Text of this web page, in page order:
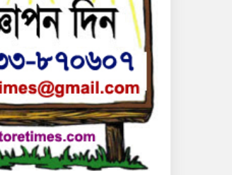
লা লিগা: দারুণভাবে ফিরে
এসেও মাদ্রিদের সাথে পেরে
উঠেনি আলাভেস
দশ বছরের জয়খরা কাটিয়ে
বিশ্বকাপের সেমিফাইনালে
খেলার স্বপ্ন বাংলাদেশের
ফের নিষ্ক্রিয় জিমেইল
অ্যাকাউন্ট বন্ধের সিদ্ধান্ত